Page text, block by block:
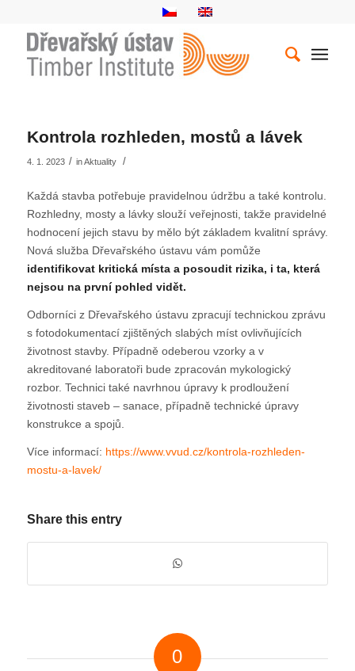
Kontrola rozhleden, mostů a lávek
4. 1. 2023 / inAktuality /
Každá stavba potřebuje pravidelnou údržbu a také kontrolu.
Rozhledny, mosty a lávky slouží veřejnosti, takže pravidelné
hodnocení jejich stavu by mělo být základem kvalitní správy.
Nová služba Dřevařského ústavu vám pomůže
identifikovat kritická místa a posoudit rizika, i ta, která
nejsou na první pohled vidět.
Odborníci z Dřevařského ústavu zpracují technickou zprávu
s fotodokumentací zjištěných slabých míst ovlivňujících
životnost stavby. Případně odeberou vzorky a v
akreditované laboratoři bude zpracován mykologický
rozbor. Technici také navrhnou úpravy k prodloužení
životnosti staveb – sanace, případně technické úpravy
konstrukce a spojů.
Více informací: https://www.vvud.cz/kontrola-rozhleden-
mostu-a-lavek/
Share this entry
0